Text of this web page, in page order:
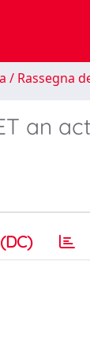
/ Rassegna
an